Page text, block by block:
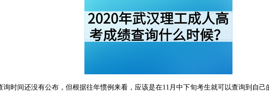
询时间还没有公布，但根据往年惯例来看，应该是在11月中下旬考生就可以查询到自己